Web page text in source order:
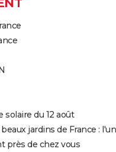
solaire du 12 août
jardins de France :
près de chez vous